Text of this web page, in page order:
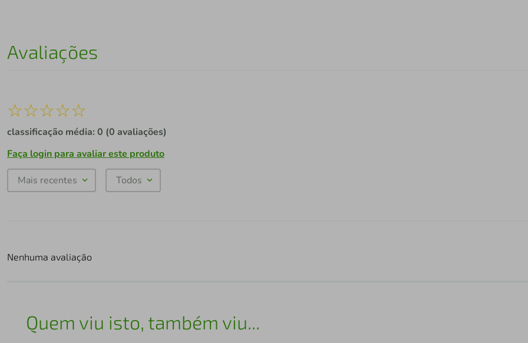
Avaliações
☆☆☆☆☆
classificação média: 0 (0 avaliações)
Faça login para avaliar este produto
Mais recentes Todos
Nenhuma avaliação
Quem viu isto, também viu...